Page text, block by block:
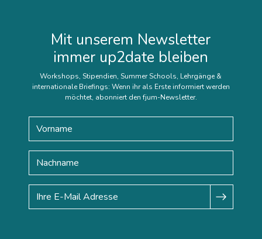
Mit unserem Newsletter
immer up2date bleiben
Workshops, Stipendien, Summer Schools, Lehrgänge &
internationale Briefings: Wenn ihr als Erste informiert werden
möchtet, abonniert den fjum-Newsletter.